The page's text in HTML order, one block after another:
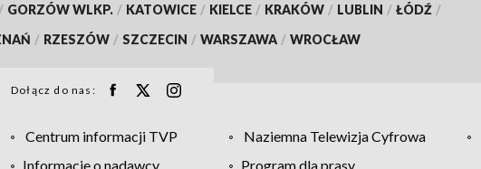
/ GORZÓW WLKP. / KATOWICE / KIELCE / KRAKÓW / LUBLIN / ŁÓDŹ /
/ RZESZÓW / SZCZECIN / WARSZAWA / WROCŁAW
Dołącz do nas:
Centrum informacji TVP Naziemna Telewizja Cyfrowa
Informacje o nadawcy Program dla prasy